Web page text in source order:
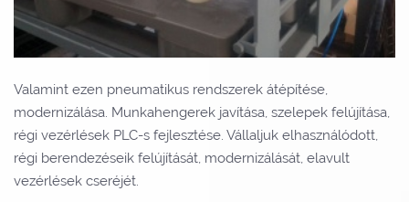
Valamint ezen pneumatikus rendszerek átépítése,
modernizálása. Munkahengerek javítása, szelepek felújítása,
régi vezérlések PLC-s fejlesztése. Vállaljuk elhasználódott,
régi berendezéseik felújítását, modernizálását, elavult
vezérlések cseréjét.